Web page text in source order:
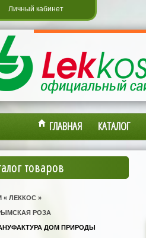
Личный кабинет
ГЛАВНАЯ КАТАЛОГ
товаров
« ЛЕККОС »
РОЗА
ДОМ ПРИРОДЫ